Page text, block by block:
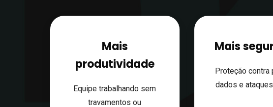
Mais
produtividade
Equipe trabalhando sem
travamentos ou
Mais
Proteção contra
dados e